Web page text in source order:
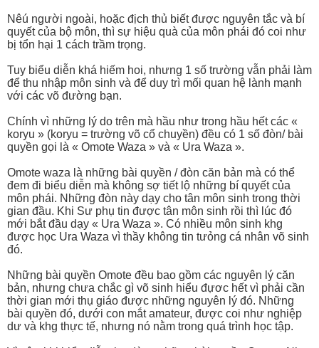
Nêú người ngoài, hoặc địch thủ biết được nguyên tắc và bí
quyết của bộ môn, thì sự hiệu quà của môn phái đó coi như
bị tổn hại 1 cách trầm trọng.
Tuy biểu diễn khá hiếm hoi, nhưng 1 số trường vẫn phải làm
để thu nhập môn sinh và để duy trì mối quan hệ lành mạnh
với các võ đường bạn.
Chính vì những lý do trên mà hầu như trong hầu hết các «
koryu » (koryu = trường võ cổ chuyền) đều có 1 số đòn/ bài
quyền gọi là « Omote Waza » và « Ura Waza ».
Omote waza là những bài quyền / đòn căn bản mà có thể
đem đi biểu diễn mà không sợ tiết lộ những bí quyết của
môn phái. Những đòn này dạy cho tân môn sinh trong thời
gian đầu. Khi Sư phụ tin được tân môn sinh rồi thì lúc đó
mới bắt đầu dạy « Ura Waza ». Có nhiều môn sinh khg
được học Ura Waza vì thầy không tin tưỏng cá nhân võ sinh
đó.
Những bài quyền Omote đều bao gồm các nguyên lý căn
bản, nhưng chưa chắc gì võ sinh hiểu đựơc hết vì phải cần
thời gian mới thụ giáo được những nguyên lý đó. Những
bài quyền đó, dưới con mắt amateur, được coi như nghiệp
dư và khg thực tế, nhưng nó nằm trong quá trình học tập.